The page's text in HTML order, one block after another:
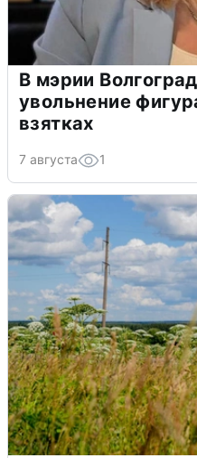
В мэрии
увольнение
взятках
7 августа 1